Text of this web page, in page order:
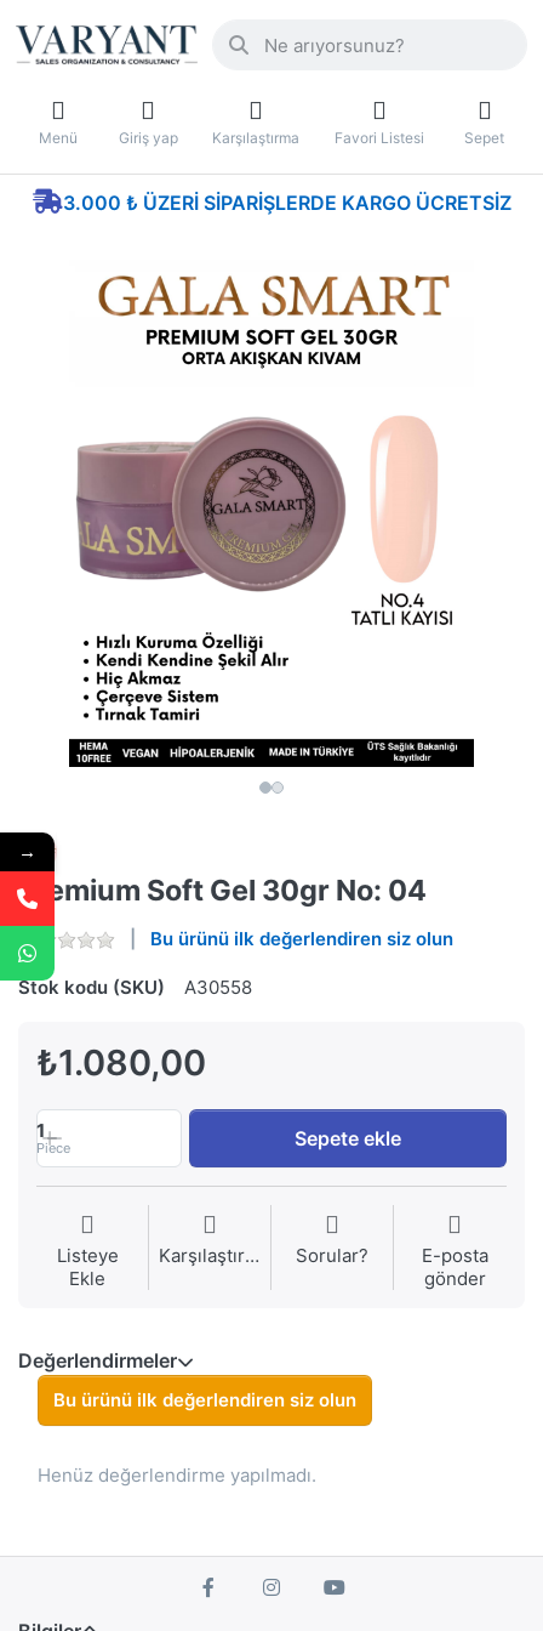
Menü Giriş yap Karşılaştırma Favori Listesi Sepet
3.000 ₺ ÜZERI SIPARIŞLERDE KARGO ÜCRETSIZ
Premium Soft Gel 30gr No: 04
Bu ürünü ilk değerlendiren siz olun
Stok kodu (SKU) A30558
₺1.080,00
1
Piece Sepete ekle
Listeye
Ekle
Karşılaştırma Sorular?
E-posta
gönder
Değerlendirmeler
Bu ürünü ilk değerlendiren siz olun
Henüz değerlendirme yapılmadı.
→